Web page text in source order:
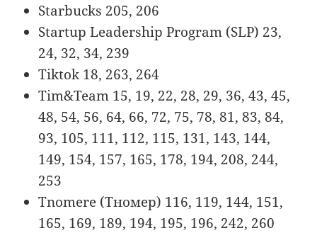
Starbucks 205, 206
Startup Leadership Program (SLP) 23,
24, 32, 34, 239
Tiktok 18, 263, 264
Tim&Team 15, 19, 22, 28, 29, 36, 43, 45,
48, 54, 56, 64, 66, 72, 75, 78, 81, 83, 84,
93, 105, 111, 112, 115, 131, 143, 144,
149, 154, 157, 165, 178, 194, 208, 244,
253
Tnomere (Тномер) 116, 119, 144, 151,
165, 169, 189, 194, 195, 196, 242, 260